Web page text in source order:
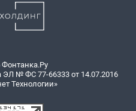
№ ФС 77-66333 от 14.07.2016
Технологии»